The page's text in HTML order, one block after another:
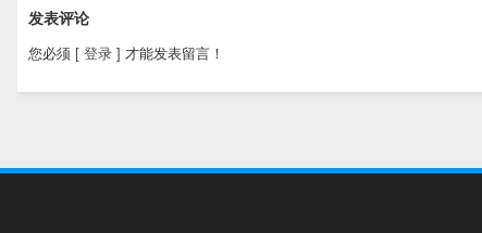
发表评论
您必须 [ 登录 ] 才能发表留言！